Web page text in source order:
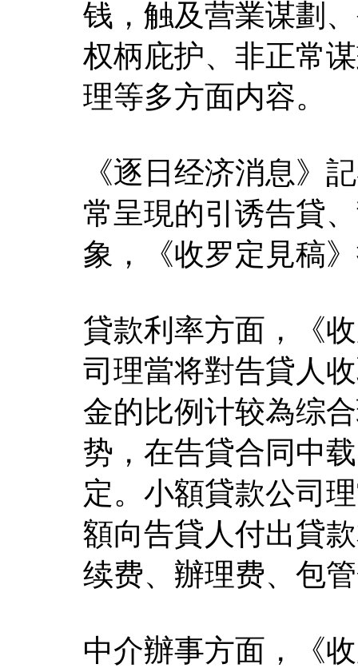
钱，触及营業谋劃
权柄庇护、非正常
理等多方面内容。
《逐日经济消息》
常呈現的引诱告貸
象，《收罗定見稿
貸款利率方面，《
司理當将對告貸人
金的比例计较為综
势，在告貸合同中
定。小額貸款公司
額向告貸人付出貸
续费、辦理费、包
中介辦事方面，《